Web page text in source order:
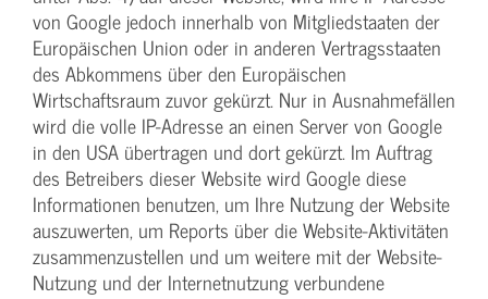
von Google jedoch innerhalb von Mitgliedstaaten der
Europäischen Union oder in anderen Vertragsstaaten
des Abkommens über den Europäischen
Wirtschaftsraum zuvor gekürzt. Nur in Ausnahmefällen
wird die volle IP-Adresse an einen Server von Google
in den USA übertragen und dort gekürzt. Im Auftrag
des Betreibers dieser Website wird Google diese
Informationen benutzen, um Ihre Nutzung der Website
auszuwerten, um Reports über die Website-Aktivitäten
zusammenzustellen und um weitere mit der Website-
Nutzung und der Internetnutzung verbundene